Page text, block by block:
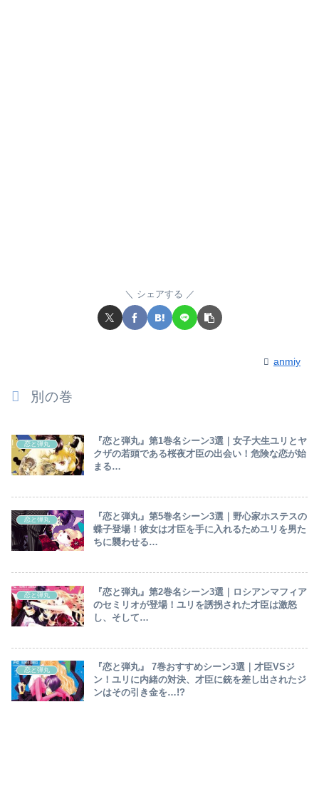
シェアする
anmiy
別の巻
恋と弾丸
『恋と弾丸』第1巻名シーン3選｜女子大生ユリとヤ
クザの若頭である桜夜才臣の出会い！危険な恋が始
まる…
恋と弾丸
『恋と弾丸』第5巻名シーン3選｜野心家ホステスの
蝶子登場！彼女は才臣を手に入れるためユリを男た
ちに襲わせる…
恋と弾丸
『恋と弾丸』第2巻名シーン3選｜ロシアンマフィア
のセミリオが登場！ユリを誘拐された才臣は激怒
し、そして…
恋と弾丸
『恋と弾丸』 7巻おすすめシーン3選｜才臣VSジ
ン！ユリに内緒の対決、才臣に銃を差し出されたジ
ンはその引き金を…!?